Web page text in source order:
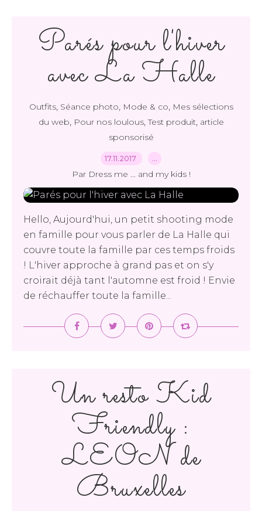
Parés pour l'hiver
avec La Halle
Outfits, Séance photo, Mode & co, Mes sélections
du web, Pour nos loulous,Test produit, article
sponsorisé
17.11.2017 …
Par Dress me ... and my kids !
Hello, Aujourd'hui, un petit shooting mode
en famille pour vous parler de La Halle qui
couvre toute la famille par ces temps froids
! L'hiver approche à grand pas et on s'y
croirait déjà tant l'automne est froid ! Envie
de réchauffer toute la famille...
Un resto Kid
Friendly :
LEON de
Bruxelles